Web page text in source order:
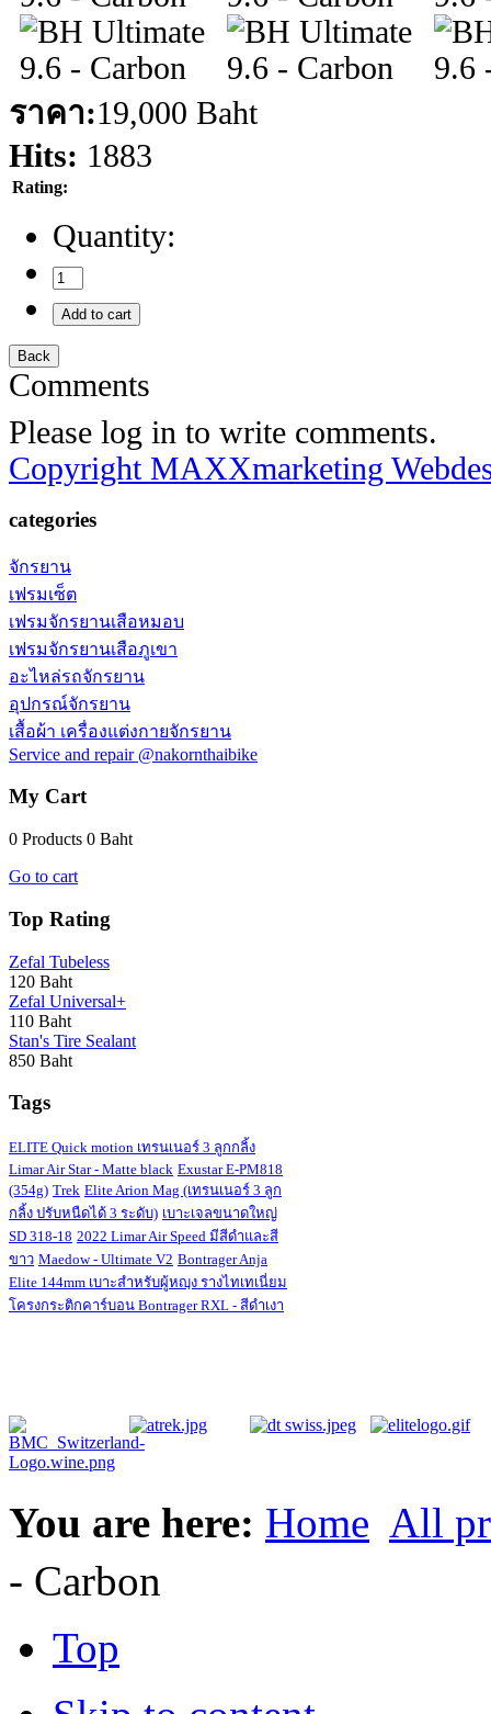
ราคา:19,000 Baht
Hits: 1883
Rating:
Quantity:
Comments
Please log in to write comments.
Copyright MAXXmarketing
categories
จักรยาน
เฟรมเซ็ต
เฟรมจักรยานเสือหมอบ
เฟรมจักรยานเสือภูเขา
อะไหล่รถจักรยาน
อุปกรณ์จักรยาน
เสื้อผ้า เครื่องแต่งกายจักรยาน
Service and repair @nakornthaibike
My Cart
0 Products 0 Baht
Go to cart
Top Rating
Zefal Tubeless
120 Baht
Zefal Universal+
110 Baht
Stan's Tire Sealant
850 Baht
Tags
ELITE Quick motion เทรนเนอร์ 3 ลูกกลิ้ง
Limar Air Star - Matte black Exustar E-PM818
(354g) Trek Elite Arion Mag (เทรนเนอร์ 3 ลูก
กลิ้ง ปรับหนืดได้ 3 ระดับ) เบาะเจลขนาดใหญ่
SD 318-18 2022 Limar Air Speed มีสีดำและสี
ขาว Maedow - Ultimate V2 Bontrager Anja
Elite 144mm เบาะสำหรับผู้หญฺง รางไทเทเนี่ยม
โครงกระติกคาร์บอน Bontrager RXL - สีดำเงา
You are here: Home All
- Carbon
Top